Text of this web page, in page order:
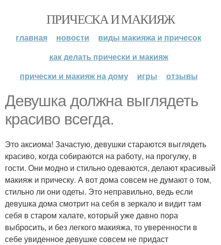
ПРИЧЕСКА И МАКИЯЖ
главная новости
виды макияжа и причесок
как делать прически и макияж
прически и макияж на дому
игры отзывы
Девушка должна выглядеть
красиво всегда.
Это аксиома! Зачастую, девушки стараются выглядеть
красиво, когда собираются на работу, на прогулку, в
гости. Они модно и стильно одеваются, делают красивый
макияж и прическу. А вот дома совсем не думают о том,
стильно ли они одеты. Это неправильно, ведь если
девушка дома смотрит на себя в зеркало и видит там
себя в старом халате, который уже давно пора
выбросить, и без легкого макияжа, то уверенности в
себе увиденное девушке совсем не придаст